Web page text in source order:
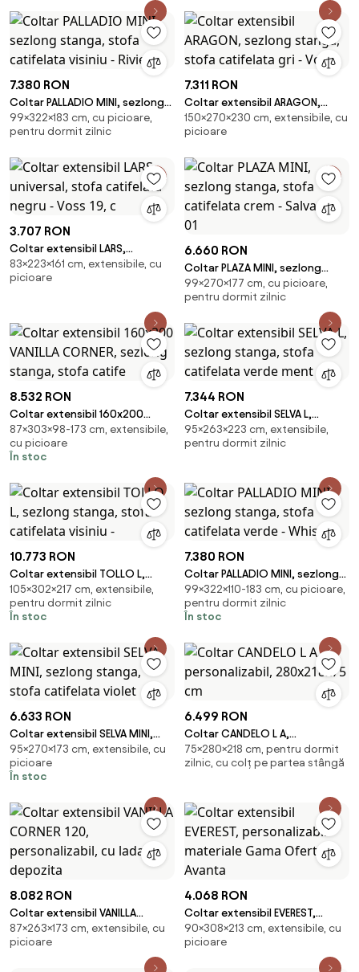
7.380 RON
Coltar PALLADIO MINI, sezlong
stanga, stofa catifelata visiniu
- Rivie
99×322×183 cm, cu picioare,
pentru dormit zilnic
7.311 RON
Coltar extensibil ARAGON,
sezlong stanga, stofa
catifelata gri - Voss
150×270×230 cm, extensibile, cu
picioare
3.707 RON
Coltar extensibil LARS,
universal, stofa catifelata
negru - Voss 19, c
83×223×161 cm, extensibile, cu
picioare
6.660 RON
Coltar PLAZA MINI, sezlong
stanga, stofa catifelata crem -
Salvador 01
99×270×177 cm, cu picioare,
pentru dormit zilnic
8.532 RON
Coltar extensibil 160x200
VANILLA CORNER, sezlong
stanga, stofa catife
87×303×98-173 cm, extensibile,
cu picioare
În stoc
7.344 RON
Coltar extensibil SELVA L,
sezlong stanga, stofa
catifelata verde ment
95×263×223 cm, extensibile,
pentru dormit zilnic
10.773 RON
Coltar extensibil TOLLO L,
sezlong stanga, stofa
catifelata visiniu -
105×302×217 cm, extensibile,
pentru dormit zilnic
În stoc
7.380 RON
Coltar PALLADIO MINI, sezlong
stanga, stofa catifelata verde
- Whisper
99×322×110-183 cm, cu picioare,
pentru dormit zilnic
În stoc
6.633 RON
Coltar extensibil SELVA MINI,
sezlong stanga, stofa
catifelata violet
95×270×173 cm, extensibile, cu
picioare
În stoc
6.499 RON
Coltar CANDELO L A,
personalizabil, 280x218x75 cm
75×280×218 cm, pentru dormit
zilnic, cu colț pe partea stângă
8.082 RON
Coltar extensibil VANILLA
CORNER 120, personalizabil, cu
lada depozita
87×263×173 cm, extensibile, cu
picioare
4.068 RON
Coltar extensibil EVEREST,
personalizabil materiale Gama
Oferta Avanta
90×308×213 cm, extensibile, cu
picioare